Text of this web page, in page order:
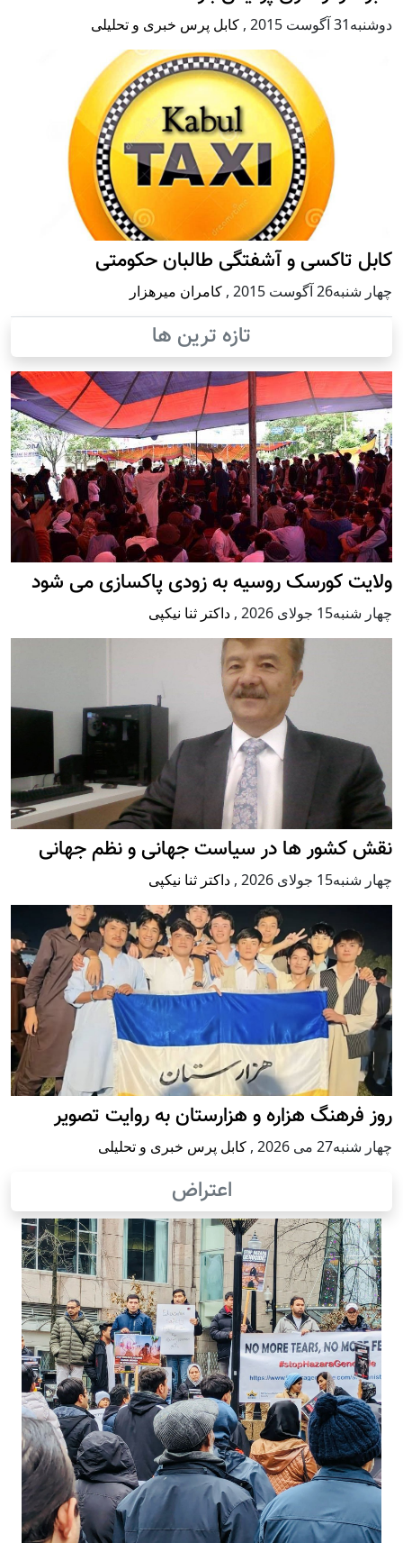
دوشنبه31 آگوست 2015 , کابل پرس خبری و تحلیلی
کابل تاکسی و آشفتگی طالبان حکومتی
چهار شنبه26 آگوست 2015 , کامران میرهزار
تازه ترین ها
ولایت کورسک روسیه به زودی پاکسازی می شود
چهار شنبه15 جولای 2026 , داکتر ثنا نیکپی
نقش کشور ها در سیاست جهانی و نظم جهانی
چهار شنبه15 جولای 2026 , داکتر ثنا نیکپی
روز فرهنگ هزاره و هزارستان به روایت تصویر
چهار شنبه27 می 2026 , کابل پرس خبری و تحلیلی
اعتراض